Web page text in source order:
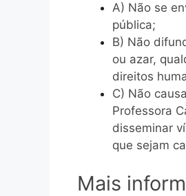
A) Não se
pública;
B) Não
ou azar,
direitos
C) Não
Professora
disseminar
que sejam
Mais